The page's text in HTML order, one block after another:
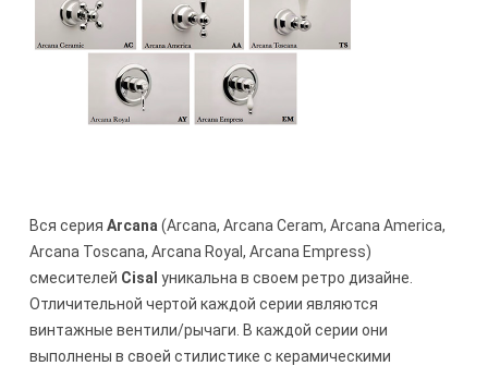
Вся серия Arcana (Arcana, Arcana Ceram, Arcana America,
Arcana Toscana, Arcana Royal, Arcana Empress)
смесителей Cisal уникальна в своем ретро дизайне.
Отличительной чертой каждой серии являются
винтажные вентили/рычаги. В каждой серии они
выполнены в своей стилистике с керамическими